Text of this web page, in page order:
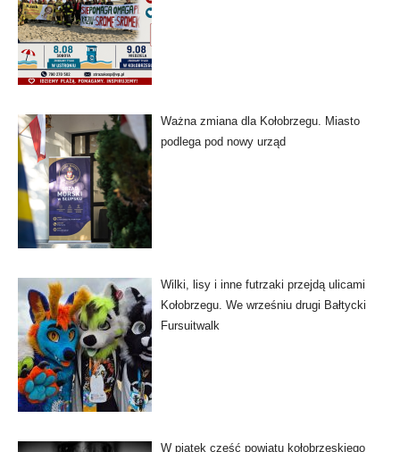
Ważna zmiana dla Kołobrzegu. Miasto
podlega pod nowy urząd
Wilki, lisy i inne futrzaki przejdą ulicami
Kołobrzegu. We wrześniu drugi Bałtycki
Fursuitwalk
W piątek część powiatu kołobrzeskiego